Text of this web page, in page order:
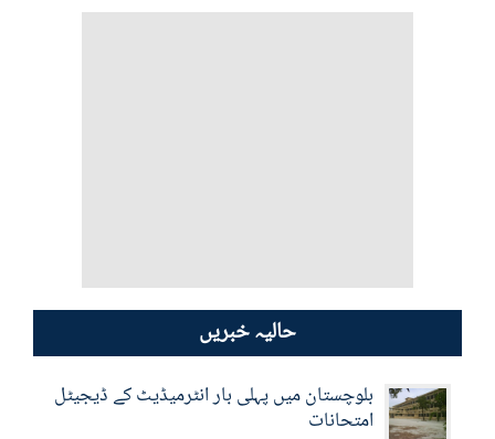
اعشاریہ 57 فیصد امیدوار
حالیہ خبریں
بلوچستان میں پہلی بار انٹرمیڈیٹ کے ڈیجیٹل
امتحانات